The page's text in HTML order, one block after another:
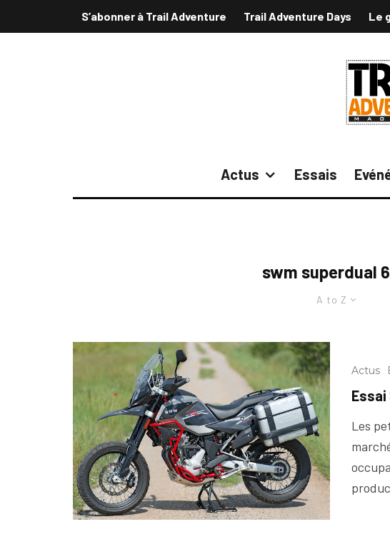
S’abonner à Trail Adventure Trail Adventure Days Le
Actus Essais
swm superdual
A to Z
Actus
Essai
Les